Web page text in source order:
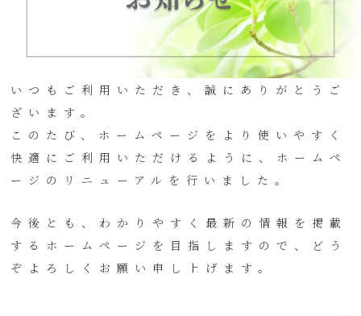
いつもご利用いただき、誠にありがとうご
ざいます。
このたび、ホームページをより使いやすく
快適にご利用いただけるように、ホームペ
ージのリニューアルを行いました。
今後とも、わかりやすく最新の情報を掲載
するホームページを目指しますので、どう
ぞよろしくお願い申し上げます。